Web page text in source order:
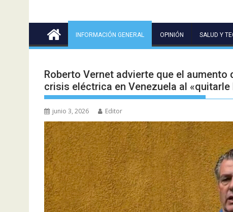
INFORMACIÓN GENERAL OPINIÓN SALUD Y
Roberto Vernet advierte que el
crisis eléctrica en Venezuela al «quitarle
junio 3, 2026 Editor